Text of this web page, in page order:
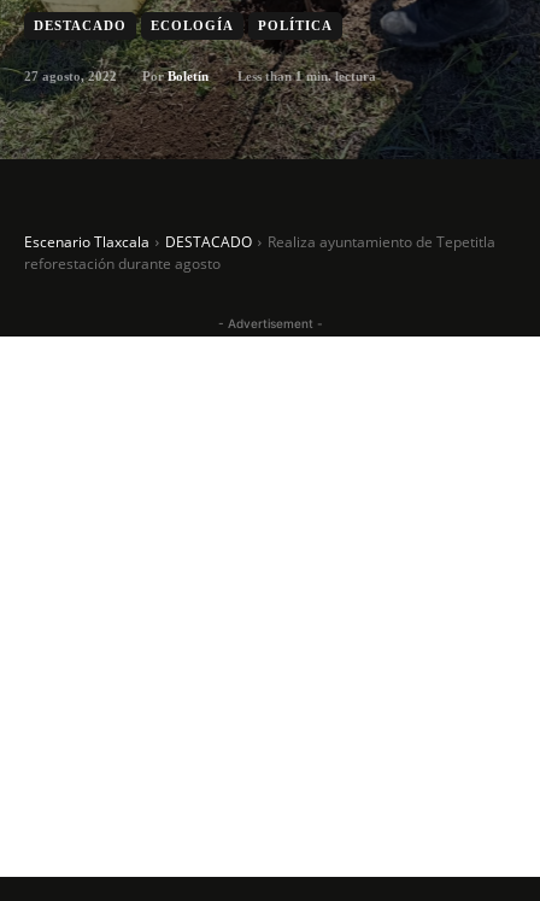
DESTACADO ECOLOGÍA POLÍTICA
27 agosto, 2022 Por Boletín Less than 1min. lectura
Escenario Tlaxcala DESTACADO
Realiza ayuntamiento de Tepetitla
reforestación durante agosto
- Advertisement -